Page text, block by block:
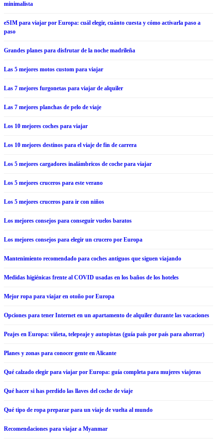
minimalista
eSIM para viajar por Europa: cuál elegir, cuánto cuesta y cómo activarla paso a
paso
Grandes planes para disfrutar de la noche madrileña
Las 5 mejores motos custom para viajar
Las 7 mejores furgonetas para viajar de alquiler
Las 7 mejores planchas de pelo de viaje
Los 10 mejores coches para viajar
Los 10 mejores destinos para el viaje de fin de carrera
Los 5 mejores cargadores inalámbricos de coche para viajar
Los 5 mejores cruceros para este verano
Los 5 mejores cruceros para ir con niños
Los mejores consejos para conseguir vuelos baratos
Los mejores consejos para elegir un crucero por Europa
Mantenimiento recomendado para coches antiguos que siguen viajando
Medidas higiénicas frente al COVID usadas en los baños de los hoteles
Mejor ropa para viajar en otoño por Europa
Opciones para tener Internet en un apartamento de alquiler durante las vacaciones
Peajes en Europa: viñeta, telepeaje y autopistas (guía país por país para ahorrar)
Planes y zonas para conocer gente en Alicante
Qué calzado elegir para viajar por Europa: guía completa para mujeres viajeras
Qué hacer si has perdido las llaves del coche de viaje
Qué tipo de ropa preparar para un viaje de vuelta al mundo
Recomendaciones para viajar a Myanmar